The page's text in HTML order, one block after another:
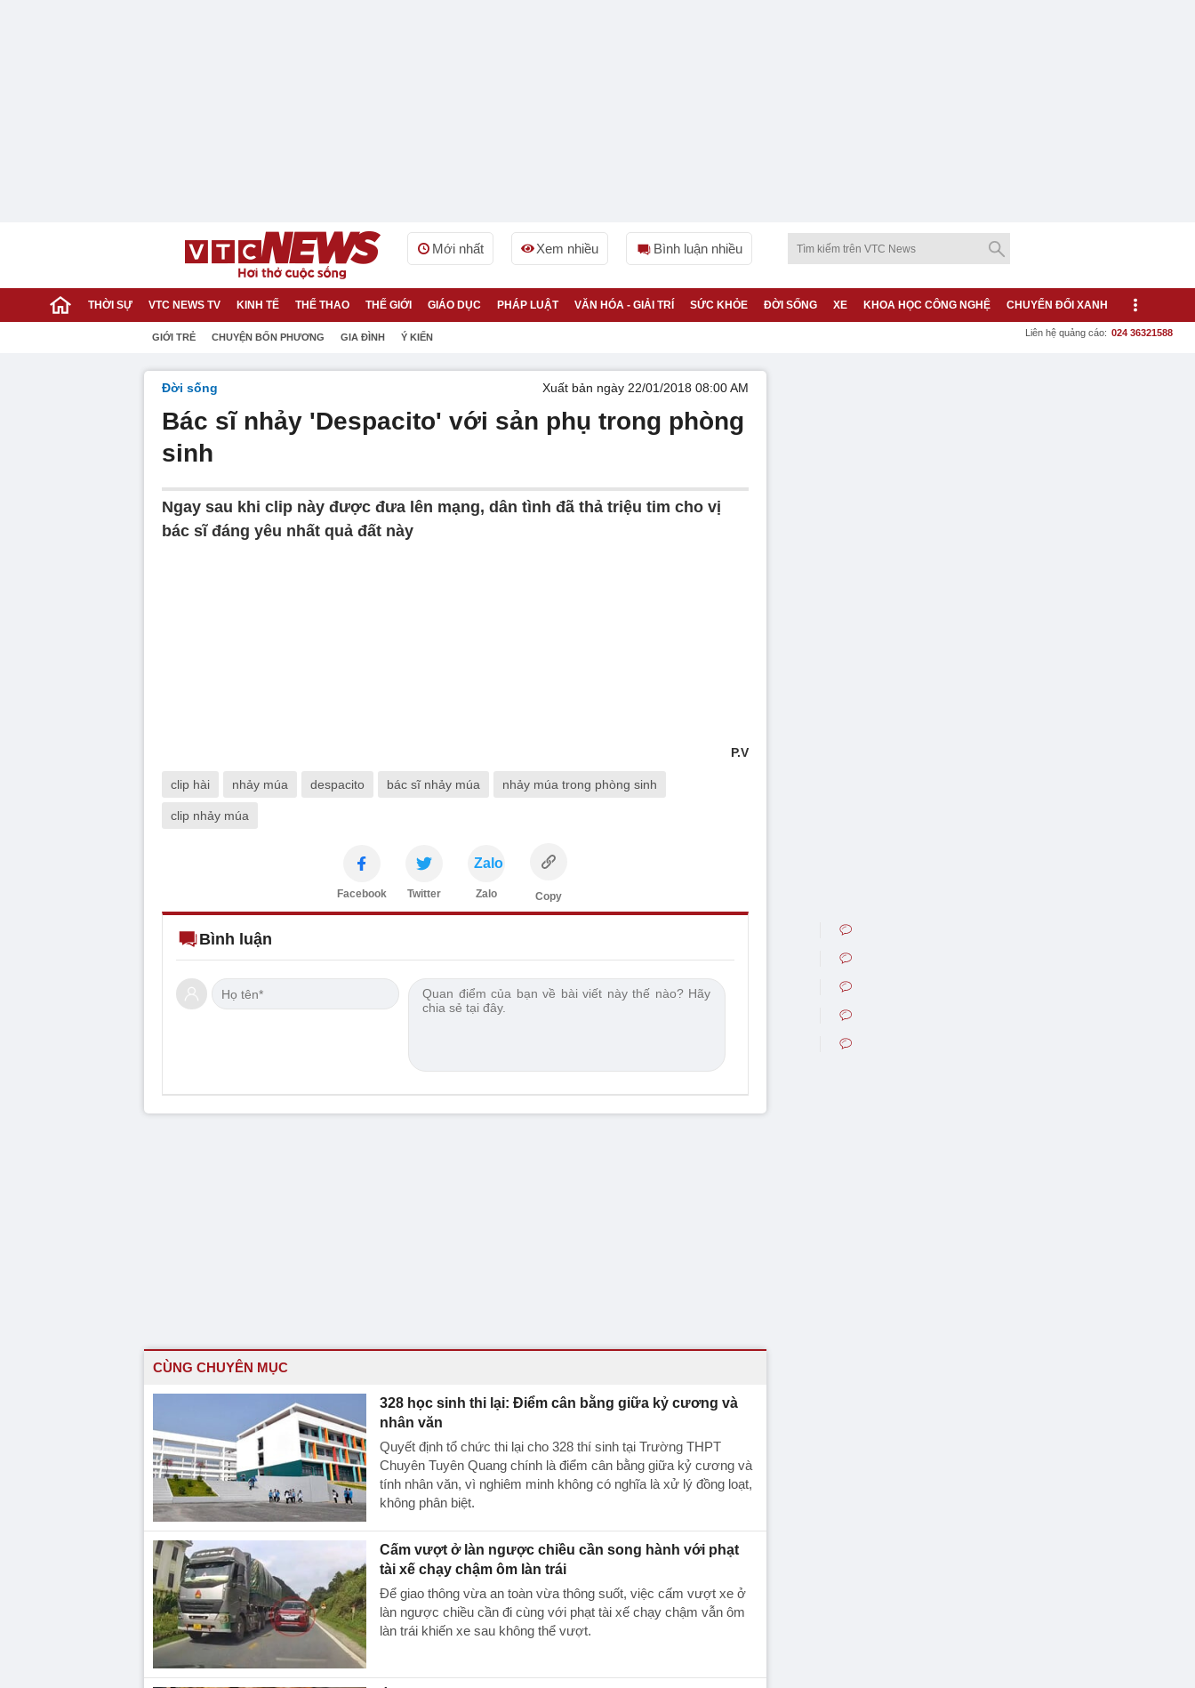
Mới nhất Xem nhiều Bình luận nhiều
THỜI SỰ VTC NEWS TV KINH TẾ THỂ THAO THẾ GIỚI GIÁO DỤC PHÁP LUẬT VĂN HÓA - GIẢI TRÍ SỨC KHỎE ĐỜI SỐNG XE KHOA HỌC CÔNG NGHỆ CHUYỂN ĐỔI XANH
GIỚI TRẺ CHUYỆN BỐN PHƯƠNG GIA ĐÌNH Ý KIẾN Liên hệ quảng cáo: 024 36321588
Đời sống Xuất bản ngày 22/01/2018 08:00 AM
Bác sĩ nhảy 'Despacito' với sản phụ trong phòng
sinh
Ngay sau khi clip này được đưa lên mạng, dân tình đã thả triệu tim cho vị
bác sĩ đáng yêu nhất quả đất này
P.V
clip hài nhảy múa despacito bác sĩ nhảy múa nhảy múa trong phòng sinh
clip nhảy múa
Facebook Twitter
Zalo
Zalo Copy
Bình luận
CÙNG CHUYÊN MỤC
328 học sinh thi lại: Điểm cân bằng giữa kỷ cương và
nhân văn
Quyết định tổ chức thi lại cho 328 thí sinh tại Trường THPT
Chuyên Tuyên Quang chính là điểm cân bằng giữa kỷ cương và
tính nhân văn, vì nghiêm minh không có nghĩa là xử lý đồng loạt,
không phân biệt.
Cấm vượt ở làn ngược chiều cần song hành với phạt
tài xế chạy chậm ôm làn trái
Để giao thông vừa an toàn vừa thông suốt, việc cấm vượt xe ở
làn ngược chiều cần đi cùng với phạt tài xế chạy chậm vẫn ôm
làn trái khiến xe sau không thể vượt.